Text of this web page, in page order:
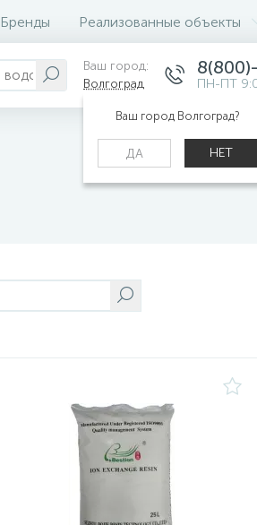
Бренды Реализованные объекты
Ваш город:
Волгоград
Ваш город Волгоград?
ДА НЕТ
ПН-ПТ